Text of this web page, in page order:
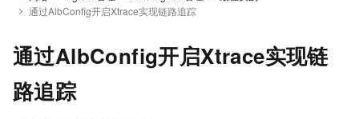
通过AlbConfig开启Xtrace实现链路追踪
通过AlbConfig开启Xtrace实现链
路追踪